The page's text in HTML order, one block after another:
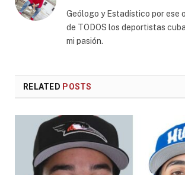
Geólogo y Estadístico por ese
de TODOS los deportistas
mi pasión.
RELATED POSTS